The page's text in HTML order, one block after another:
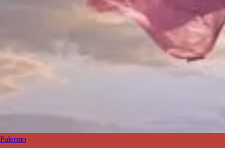
Palermo